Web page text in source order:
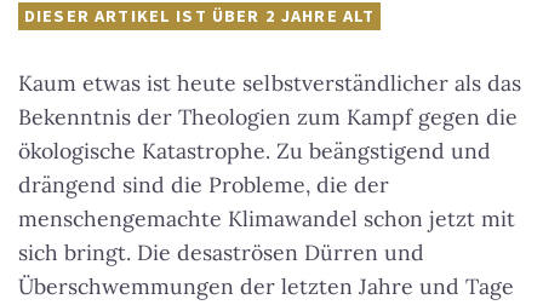
DIESER ARTIKEL IST ÜBER 2 JAHRE ALT
Kaum etwas ist heute selbstverständlicher als das
Bekenntnis der Theologien zum Kampf gegen die
ökologische Katastrophe. Zu beängstigend und
drängend sind die Probleme, die der
menschengemachte Klimawandel schon jetzt mit
sich bringt. Die desaströsen Dürren und
Überschwemmungen der letzten Jahre und Tage